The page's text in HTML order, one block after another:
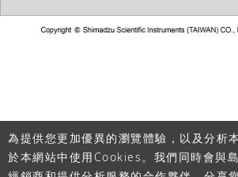
創建帳號
為提供您更加優異的瀏覽體驗，以及分析
於本網站中使用Cookies。我們同時會與島